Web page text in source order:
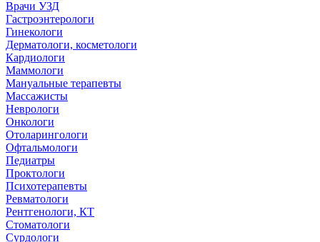
Врачи УЗД
Гастроэнтерологи
Гинекологи
Дерматологи, косметологи
Кардиологи
Маммологи
Мануальные терапевты
Массажисты
Неврологи
Онкологи
Отоларингологи
Офтальмологи
Педиатры
Проктологи
Психотерапевты
Ревматологи
Рентгенологи, КТ
Стоматологи
Сурдологи